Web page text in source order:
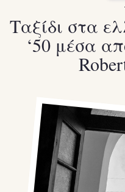
TALK OF THE
PLEASURES
Facebook
Instagram
Youtube
TikTok
Ταξίδι στα
‘50 μέσα